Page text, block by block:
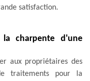
satisfaction.
la charpente d'une
aux propriétaires des
traitements pour la